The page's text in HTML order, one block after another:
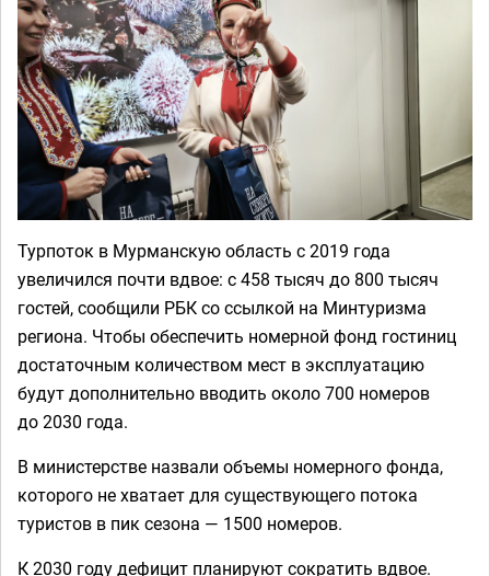
Турпоток в Мурманскую область с 2019 года
увеличился почти вдвое: с 458 тысяч до 800 тысяч
гостей, сообщили РБК со ссылкой на Минтуризма
региона. Чтобы обеспечить номерной фонд гостиниц
достаточным количеством мест в эксплуатацию
будут дополнительно вводить около 700 номеров
до 2030 года.
В министерстве назвали объемы номерного фонда,
которого не хватает для существующего потока
туристов в пик сезона — 1500 номеров.
К 2030 году дефицит планируют сократить вдвое.